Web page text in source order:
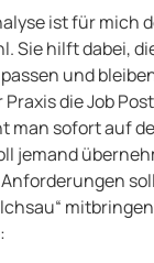
ist für mich
Sie hilft dabei,
und
die Job
man sofort auf
jemand